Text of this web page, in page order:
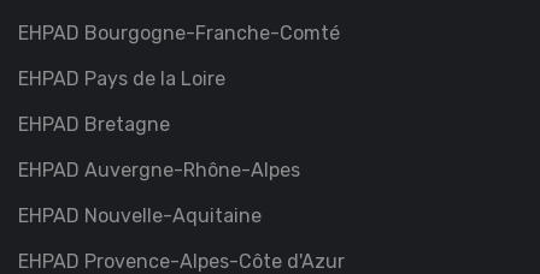
EHPAD Bourgogne-Franche-Comté
EHPAD Pays de la Loire
EHPAD Bretagne
EHPAD Auvergne-Rhône-Alpes
EHPAD Nouvelle-Aquitaine
EHPAD Provence-Alpes-Côte d'Azur